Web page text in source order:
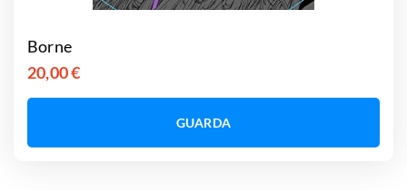
Borne
20,00 €
GUARDA